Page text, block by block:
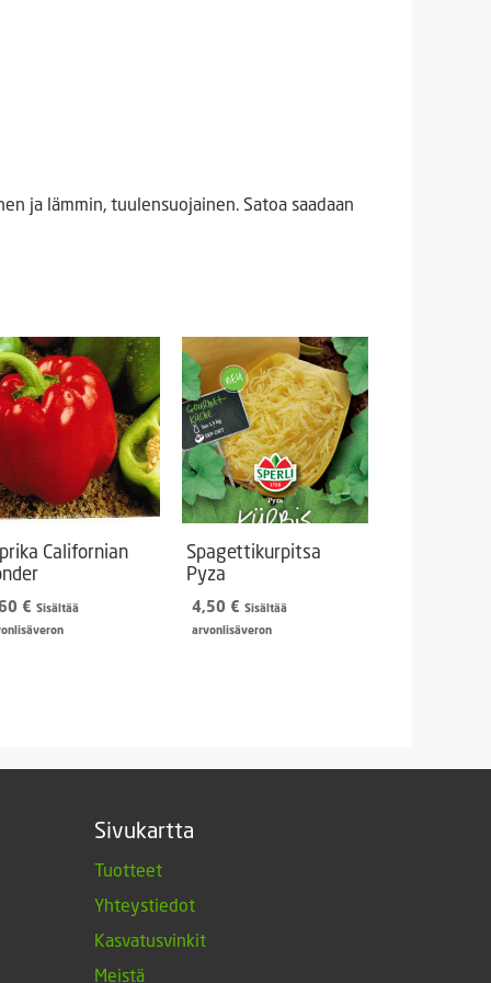
ja lämmin, tuulensuojainen. Satoa saadaan
Californian
€ Sisältää
Spagettikurpitsa
Pyza
4,50 € Sisältää
arvonlisäveron
Sivukartta
Tuotteet
Yhteystiedot
Kasvatusvinkit
Meistä